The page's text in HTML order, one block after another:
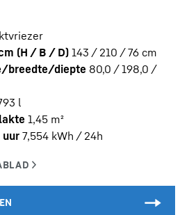
(H / B / D) 143 / 210 / 76 cm
breedte/diepte 80,0 / 198,0 /
l
1,45 m²
uur 7,554 kWh / 24h